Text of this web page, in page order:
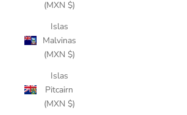
(MXN $)
Islas
Malvinas
(MXN $)
Islas
Pitcairn
(MXN $)